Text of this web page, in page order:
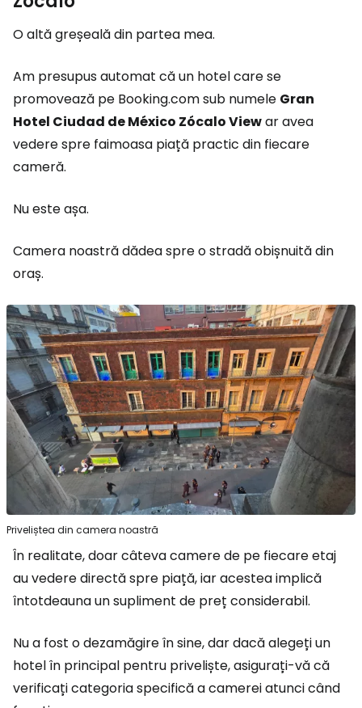
O altă greșeală din partea mea.
Am presupus automat că un hotel care se
promovează pe Booking.com sub numele Gran
Hotel Ciudad de México Zócalo Viewar avea
vedere spre faimoasa piață practic din fiecare
cameră.
Nu este așa.
Camera noastră dădea spre o stradă obișnuită din
oraș.
Priveliștea din camera noastră
În realitate, doar câteva camere de pe fiecare etaj
au vedere directă spre piață, iar acestea implică
întotdeauna un supliment de preț considerabil.
Nu a fost o dezamăgire în sine, dar dacă alegeți un
hotel în principal pentru priveliște, asigurați-vă că
verificați categoria specifică a camerei atunci când